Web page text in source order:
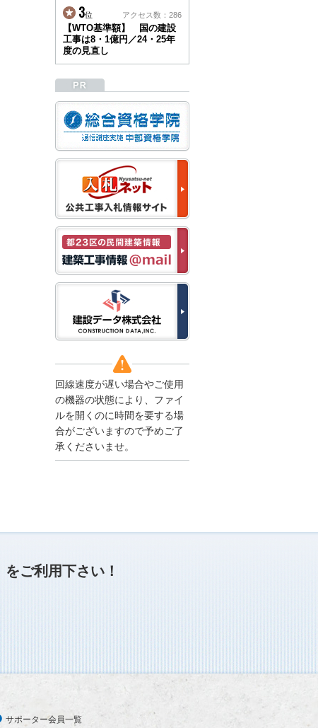
きます。
【期間】５月２日(土)～
５月１０日(日)
上記の期間、情報の更新
がされませんので、ご了
い申し上げます。
から通常通り運営いたし
ます。
2025/12/22
●年末年始に伴う情報更
新停止のお知らせ●
建設資料館をご利用いた
だき、誠に有難うござい
ます。
下記の期間につきまし
て、弊社休業のため情報
更新を停止させていただ
きます。
【期間】１２月２７日
(土)～１月４日(日)
上記の期間、情報の更新
がされませんので、ご了
承のほど、よろしくお願
なお、情報は１月５日
(月)より登録されます。
2025/08/04
●夏季休業に伴う情報更
新停止のお知らせ●
建設資料館をご利用いた
だき、誠に有難うござい
がされませんので、ご了
承のほど、よろしくお願
伴う情報更新停止のお知
らせ(04/26～04/29、05/0
ユーザー各位
3位 アクセス数：286
【WTO基準額】 国の建設
工事は8・1億円／24・25年
度の見直し
回線速度が遅い場合やご使用
の機器の状態により、ファイ
ルを開くのに時間を要する場
合がございますので予めご了
承くださいませ。
をご利用下さい！
サポーター会員一覧